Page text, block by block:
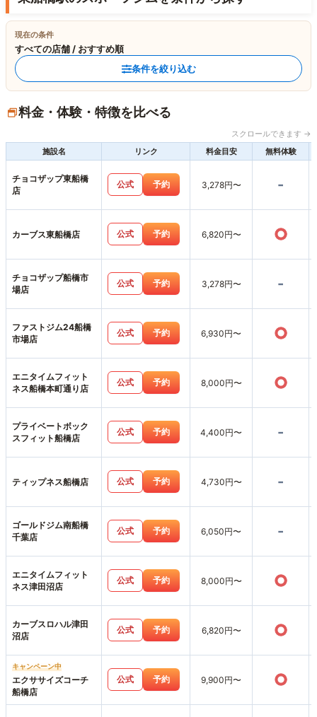
現在の条件
すべての店舗 / おすすめ順
条件を絞り込む
料金・体験・特徴を比べる
スクロールできます →
施設名
リンク 料金目安 無料体験
チョコザップ東船橋
店
公式 予約 3,278円〜 -
カーブス東船橋店 公式 予約 6,820円〜 ○
チョコザップ船橋市
場店
公式 予約 3,278円〜 -
ファストジム24船橋
市場店
公式 予約 6,930円〜 ○
エニタイムフィット
ネス船橋本町通り店
公式 予約 8,000円〜 ○
プライベートボック
スフィット船橋店
公式 予約 4,400円〜 -
ティップネス船橋店 公式 予約 4,730円〜 -
ゴールドジム南船橋
千葉店
公式 予約 6,050円〜 -
エニタイムフィット
ネス津田沼店
公式 予約 8,000円〜 ○
カーブスロハル津田
沼店
公式 予約 6,820円〜 ○
キャンペーン中
エクササイズコーチ
船橋店
公式 予約 9,900円〜 ○